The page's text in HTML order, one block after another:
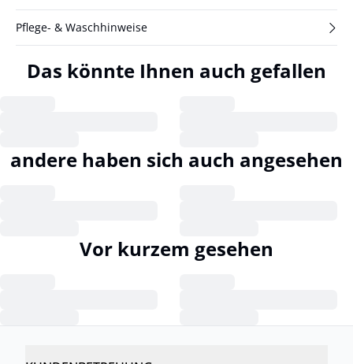
Pflege- & Waschhinweise
Das könnte Ihnen auch gefallen
andere haben sich auch angesehen
Vor kurzem gesehen